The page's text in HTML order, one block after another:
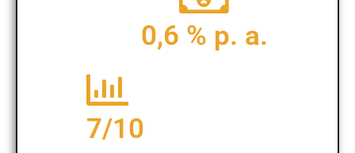
0,6 % p. a.
7/10